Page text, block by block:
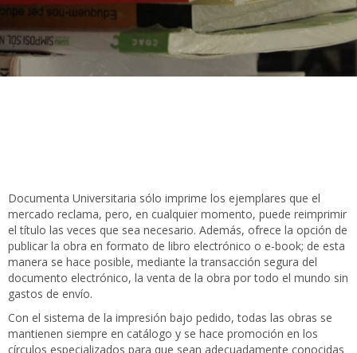
Documenta Universitaria sólo imprime los ejemplares que el
mercado reclama, pero, en cualquier momento, puede reimprimir
el título las veces que sea necesario. Además, ofrece la opción de
publicar la obra en formato de libro electrónico o e-book; de esta
manera se hace posible, mediante la transacción segura del
documento electrónico, la venta de la obra por todo el mundo sin
gastos de envío.
Con el sistema de la impresión bajo pedido, todas las obras se
mantienen siempre en catálogo y se hace promoción en los
círculos especializados para que sean adecuadamente conocidas